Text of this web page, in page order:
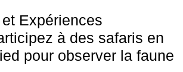
Expériences
à des safaris en
pour observer la faune